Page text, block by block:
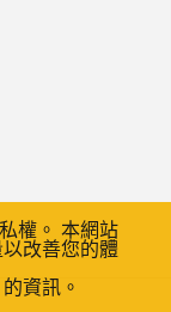
權。 本網站
改善您的體
資訊。